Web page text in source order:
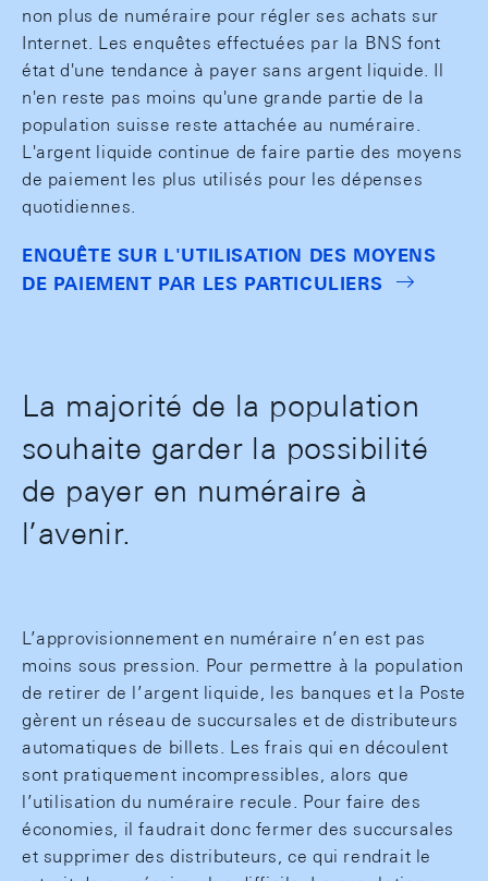
non plus de numéraire pour régler ses achats sur
Internet. Les enquêtes effectuées par la BNS font
état d'une tendance à payer sans argent liquide. Il
n'en reste pas moins qu'une grande partie de la
population suisse reste attachée au numéraire.
L'argent liquide continue de faire partie des moyens
de paiement les plus utilisés pour les dépenses
quotidiennes.
ENQUÊTE SUR L'UTILISATION DES MOYENS
DE PAIEMENT PAR LES PARTICULIERS
La majorité de la population
souhaite garder la possibilité
de payer en numéraire à
l’avenir.
L’approvisionnement en numéraire n’en est pas
moins sous pression. Pour permettre à la population
de retirer de l’argent liquide, les banques et la Poste
gèrent un réseau de succursales et de distributeurs
automatiques de billets. Les frais qui en découlent
sont pratiquement incompressibles, alors que
l’utilisation du numéraire recule. Pour faire des
économies, il faudrait donc fermer des succursales
et supprimer des distributeurs, ce qui rendrait le